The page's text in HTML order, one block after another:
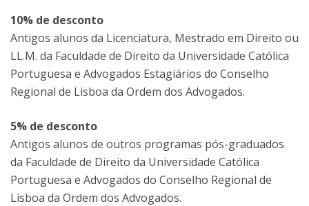
10% de desconto
Antigos alunos da Licenciatura, Mestrado em Direito ou
LL.M. da Faculdade de Direito da Universidade Católica
Portuguesa e Advogados Estagiários do Conselho
Regional de Lisboa da Ordem dos Advogados.
5% de desconto
Antigos alunos de outros programas pós-graduados
da Faculdade de Direito da Universidade Católica
Portuguesa e Advogados do Conselho Regional de
Lisboa da Ordem dos Advogados.